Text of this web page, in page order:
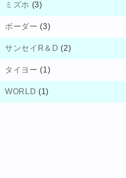
ミズホ (3)
ボーダー (3)
サンセイR＆D (2)
タイヨー (1)
WORLD (1)